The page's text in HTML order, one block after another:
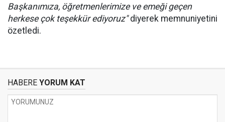
Başkanımıza, öğretmenlerimize ve emeği geçen
herkese çok teşekkür ediyoruz"diyerek memnuniyetini
özetledi.
HABERE YORUM KAT